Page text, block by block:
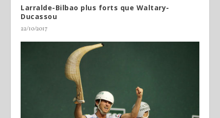
Larralde-Bilbao plus forts que Waltary-
Ducassou
22/10/2017